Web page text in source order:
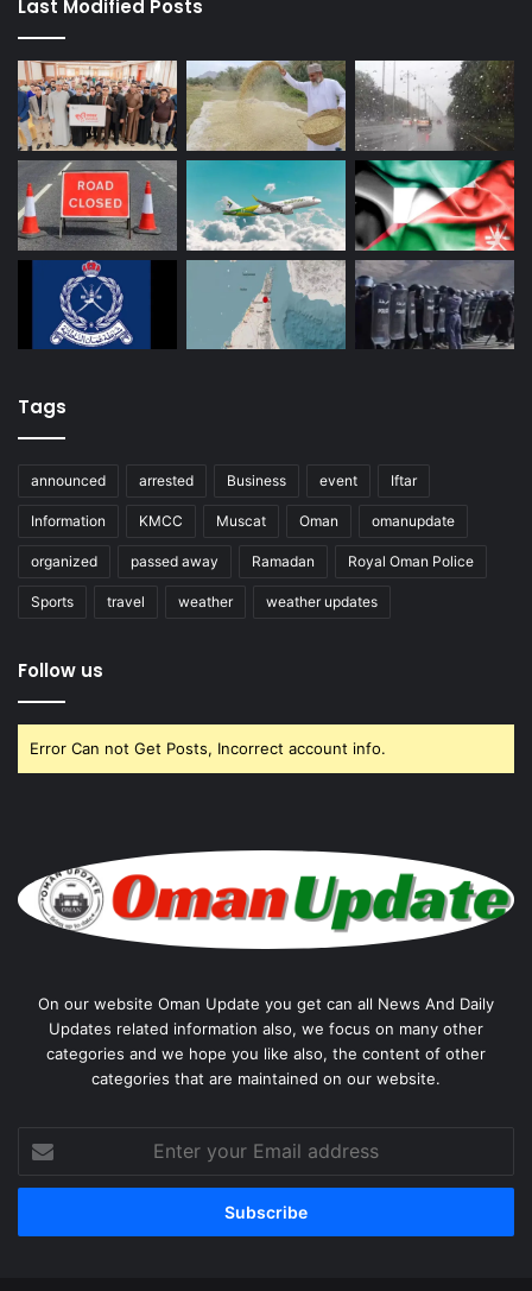
Last Modified Posts
Tags
announced arrested Business event Iftar
Information KMCC Muscat Oman omanupdate
organized passed away Ramadan Royal Oman Police
Sports travel weather weather updates
Follow us
Error Can not Get Posts, Incorrect account info.
On our website Oman Update you get can all News And Daily
Updates related information also, we focus on many other
categories and we hope you like also, the content of other
categories that are maintained on our website.
your
Email